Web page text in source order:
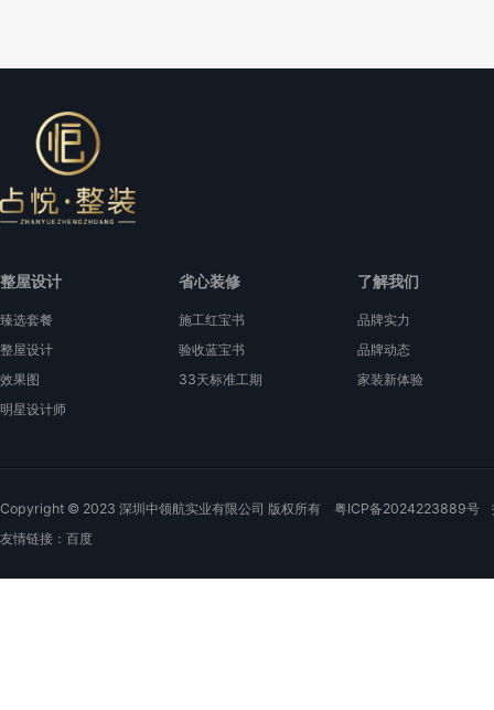
整屋设计
臻选套餐
整屋设计
效果图
明星设计师
省心装修
施工红宝书
验收蓝宝书
33天标准工期
了解我们
品牌实力
品牌动态
家装新体验
Copyright © 2023 深圳中领航实业有限公司 版权所有 粤ICP备2024223889号
友情链接： 百度